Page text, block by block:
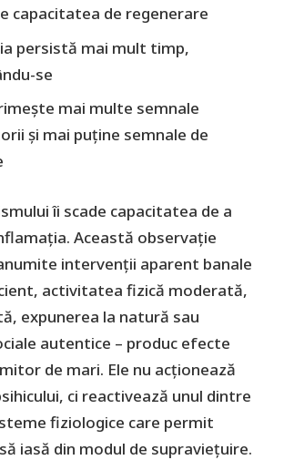
capacitatea de regenerare
persistă mai mult timp,
se
mai multe semnale
și mai puține semnale de
îi scade capacitatea de a
Această observație
intervenții aparent banale
activitatea fizică moderată,
expunerea la natură sau
autentice – produc efecte
de mari. Ele nu acționează
ci reactivează unul dintre
fiziologice care permit
iasă din modul de supraviețuire.